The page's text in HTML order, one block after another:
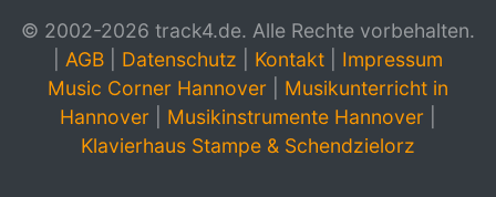
© 2002-2026 track4.de. Alle Rechte vorbehalten.
AGB Datenschutz Kontakt
Impressum
Music Corner Hannover
Musikunterricht in
Hannover
Musikinstrumente Hannover
Klavierhaus Stampe & Schendzielorz